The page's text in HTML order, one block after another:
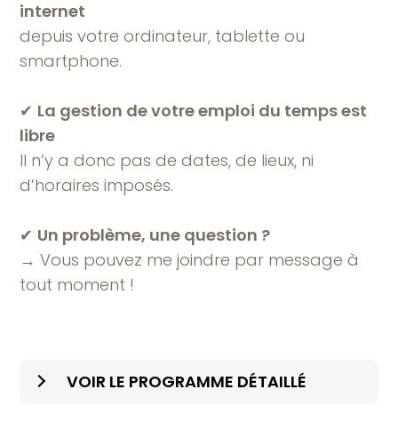
internet
depuis votre ordinateur, tablette ou
smartphone.
✔︎ La gestion de votre emploi du temps est
libre
Il n’y a donc pas de dates, de lieux, ni
d’horaires imposés.
✔︎ Un problème, une question ?
→ Vous pouvez me joindre par message à
tout moment !
VOIR LE PROGRAMME DÉTAILLÉ